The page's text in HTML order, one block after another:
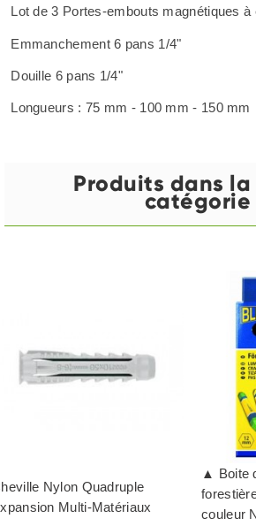
Lot de 3 Portes-embouts magnétiques à
Emmanchement 6 pans 1/4"
Douille 6 pans 1/4"
Longueurs : 75 mm - 100 mm - 150 mm
Produits dans la
catégorie
Nylon Quadruple
Multi-Matériaux
▲ Boite
couleur